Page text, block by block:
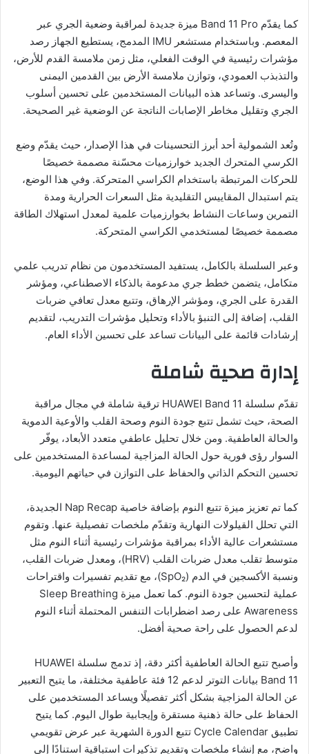
كما يقدّم Band 11 Pro ميزة جديدة لمراقبة وضعية الجري عبر
المعصم. وباستخدام مستشعر IMU المدمج، يستطيع الجهاز رصد
مؤشرات رئيسية في الوقت الفعلي، مثل زمن ملامسة القدم للأرض،
والتذبذب العمودي، وتوازن ملامسة الأرض بين القدمين اليمنى
واليسرى. وتساعد هذه البيانات المستخدمين على تحسين أسلوب
الجري وتقليل مخاطر الإصابات الناتجة عن الوضعية غير الصحيحة.
وتُعد الشمولية أحد أبرز التحسينات في هذا الإصدار، حيث يقدّم وضع
الكرسي المتحرك الجديد خوارزميات محسّنة مصممة خصيصًا
للحركات المرتبطة باستخدام الكراسي المتحركة. وفي هذا الوضع،
يتم استبدال المقاييس التقليدية مثل السعرات الحرارية ومدة
التمرين وساعات النشاط بخوارزميات علمية لمعدل استهلاك الطاقة
مصممة خصيصًا لمستخدمي الكراسي المتحركة.
وعبر السلسلة بالكامل، يستفيد المستخدمون من نظام تدريب علمي
متكامل، يتضمن خطط جري مدعومة بالذكاء الاصطناعي، ومؤشر
القدرة على الجري، ومؤشر الإرهاق، وتتبع معدل تعافي ضربات
القلب، إضافة إلى التنبؤ بالأداء وتحليل مؤشرات التدريب، لتقديم
إرشادات قائمة على البيانات تساعد على تحسين الأداء العام.
إدارة صحية شاملة
تقدّم سلسلة HUAWEI Band 11 ترقية شاملة في مجال مراقبة
الصحة، حيث تشمل تتبع جودة النوم وصحة القلب والأوعية الدموية
والحالة العاطفية. ومن خلال تحليل عاطفي متعدد الأبعاد، يوفّر
السوار رؤى فورية حول الحالة المزاجية لمساعدة المستخدمين على
تحسين التحكم الذاتي والحفاظ على التوازن في حياتهم اليومية.
كما تم تعزيز ميزة تتبع النوم بإضافة خاصية Nap Recap الجديدة،
التي تحلل القيلولات النهارية وتقدّم ملخصات تفصيلية عنها. وتقوم
مستشعرات عالية الأداء بمراقبة مؤشرات رئيسية أثناء النوم مثل
متوسط تقلب معدل ضربات القلب (HRV)، ومعدل ضربات القلب،
ونسبة الأكسجين في الدم (SpO₂)، مع تقديم تفسيرات واقتراحات
عملية لتحسين جودة النوم. كما تعمل ميزة Sleep Breathing
Awareness على رصد اضطرابات التنفس المحتملة أثناء النوم
لدعم الحصول على راحة صحية أفضل.
وأصبح تتبع الحالة العاطفية أكثر دقة، إذ تدمج سلسلة HUAWEI
Band 11 بيانات التوتر لدعم 12 فئة عاطفية مختلفة، ما يتيح التعبير
عن الحالة المزاجية بشكل أكثر تفصيلًا ويساعد المستخدمين على
الحفاظ على حالة ذهنية مستقرة وإيجابية طوال اليوم. كما يتيح
تطبيق Cycle Calendar تتبع الدورة الشهرية عبر عرض تقويمي
واضح، مع إنشاء ملخصات وتقديم تذكيرات استباقية استنادًا إلى